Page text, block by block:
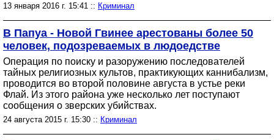
13 января 2016 г. 15:41 :: Криминал
В Папуа - Новой Гвинее арестованы более 50
человек, подозреваемых в людоедстве
Операция по поиску и разоружению последователей
тайных религиозных культов, практикующих каннибализм,
проводится во второй половине августа в устье реки
Флай. Из этого района уже несколько лет поступают
сообщения о зверских убийствах.
24 августа 2015 г. 15:30 :: Криминал